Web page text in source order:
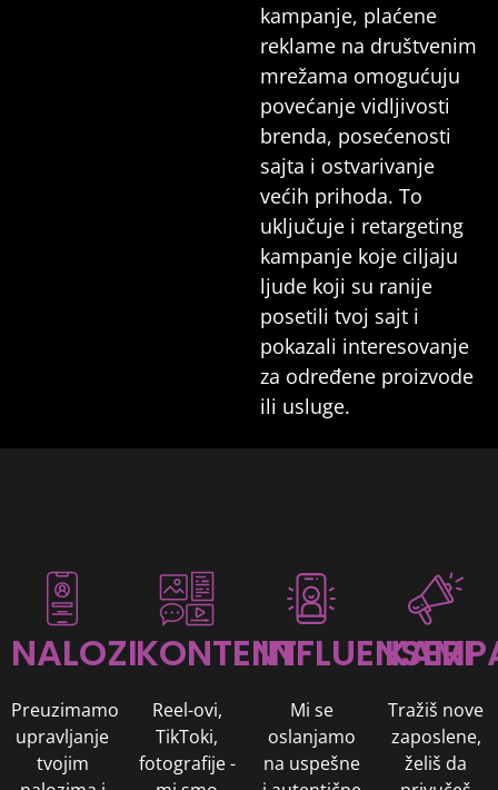
kampanje, plaćene
reklame na društvenim
mrežama omogućuju
povećanje vidljivosti
brenda, posećenosti
sajta i ostvarivanje
većih prihoda. To
uključuje i retargeting
kampanje koje ciljaju
ljude koji su ranije
posetili tvoj sajt i
pokazali interesovanje
za određene proizvode
ili usluge.
NALOZI
Preuzimamo
upravljanje
tvojim
KONTENT
Reel-ovi,
TikToki,
fotografije -
INFLUENSERI
Mi se
oslanjamo
na uspešne
Tražiš nove
zaposlene,
želiš da